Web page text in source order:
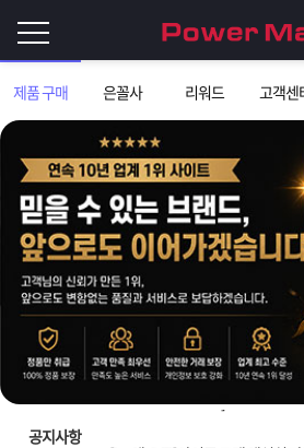
제품 구매 은꼴사 리워드 고객센
그
인
이
필
요
니
로
Q&A
파
워
맨
제
품
은
공지사항
[2026구정 연휴]설 연휴 배송 및 휴